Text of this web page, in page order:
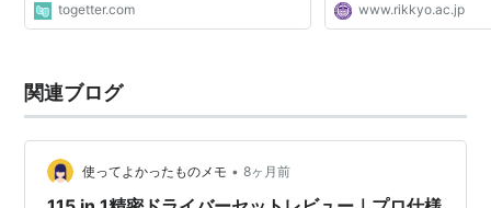
togetter.com www.rikkyo.ac.jp
関連ブログ
使ってよかったものメモ • 8ヶ月前